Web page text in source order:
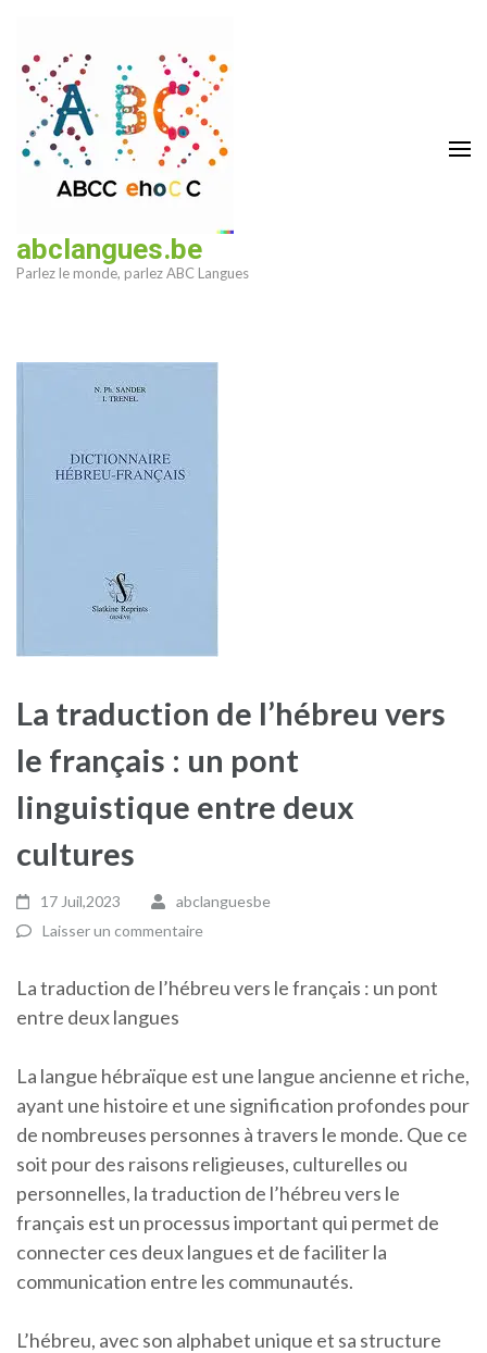
contenu
(Pressez
Entrée)
abclangues.be
Parlez le monde, parlez ABC Langues
La traduction de l’hébreu vers
le français : un pont
linguistique entre deux
cultures
17 Juil,2023
abclanguesbe
Laisser un commentaire
La traduction de l’hébreu vers le français : un pont
entre deux langues
La langue hébraïque est une langue ancienne et riche,
ayant une histoire et une signification profondes pour
de nombreuses personnes à travers le monde. Que ce
soit pour des raisons religieuses, culturelles ou
personnelles, la traduction de l’hébreu vers le
français est un processus important qui permet de
connecter ces deux langues et de faciliter la
communication entre les communautés.
L’hébreu, avec son alphabet unique et sa structure